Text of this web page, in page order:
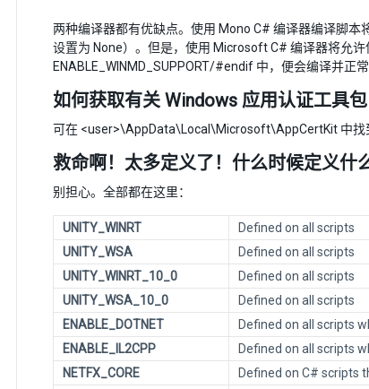
两种编译器都有优缺点。使用 Mono C# 编译器编译脚
设置为 None）。但是，使用 Microsoft C# 编译器将允
ENABLE_WINMD_SUPPORT/#endif 中，便会编译并正常
如何获取有关 Windows 应用认证工具
可在 <user>\AppData\Local\Microsoft\AppCertKit 中找
救命啊！太多定义了！什么时候定义什
别担心。全部都在这里：
UNITY_WINRT
Defined on all scripts
UNITY_WSA
Defined on all scripts
UNITY_WINRT_10_0
Defined on all scripts
UNITY_WSA_10_0
Defined on all scripts
ENABLE_DOTNET
Defined on all scripts
ENABLE_IL2CPP
Defined on all scripts
NETFX_CORE
Defined on C# scripts